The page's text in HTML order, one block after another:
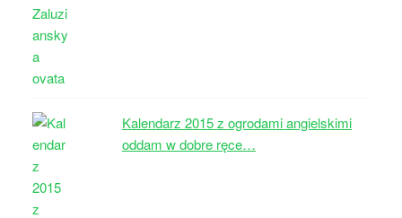
Kalendarz 2015 z ogrodami angielskimi
oddam w dobre ręce…